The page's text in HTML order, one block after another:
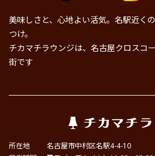
美味しさと、心地よい活気。名駅近く
つけ。
チカマチラウンジは、名古屋クロスコ
街です
所在地
名古屋市中村区名駅4-4-10